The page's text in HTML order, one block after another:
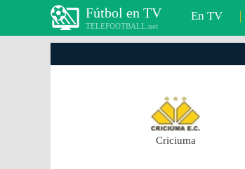
Fútbol en TV
TELEFOOTBALL.net
En TV |
Criciuma